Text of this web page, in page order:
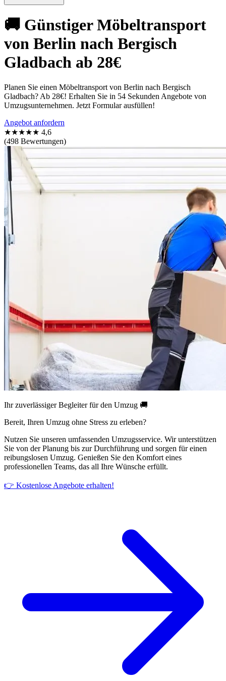
🚚 Günstiger Möbeltransport
von Berlin nach Bergisch
Gladbach ab 28€
Planen Sie einen Möbeltransport von Berlin nach Bergisch
Gladbach? Ab 28€! Erhalten Sie in 54 Sekunden Angebote von
Umzugsunternehmen. Jetzt Formular ausfüllen!
Angebot anfordern
★★★★★ 4,6
(498 Bewertungen)
Ihr zuverlässiger Begleiter für den Umzug 🚚
Bereit, Ihren Umzug ohne Stress zu erleben?
Nutzen Sie unseren umfassenden Umzugsservice. Wir unterstützen
Sie von der Planung bis zur Durchführung und sorgen für einen
reibungslosen Umzug. Genießen Sie den Komfort eines
professionellen Teams, das all Ihre Wünsche erfüllt.
👉 Kostenlose Angebote erhalten!